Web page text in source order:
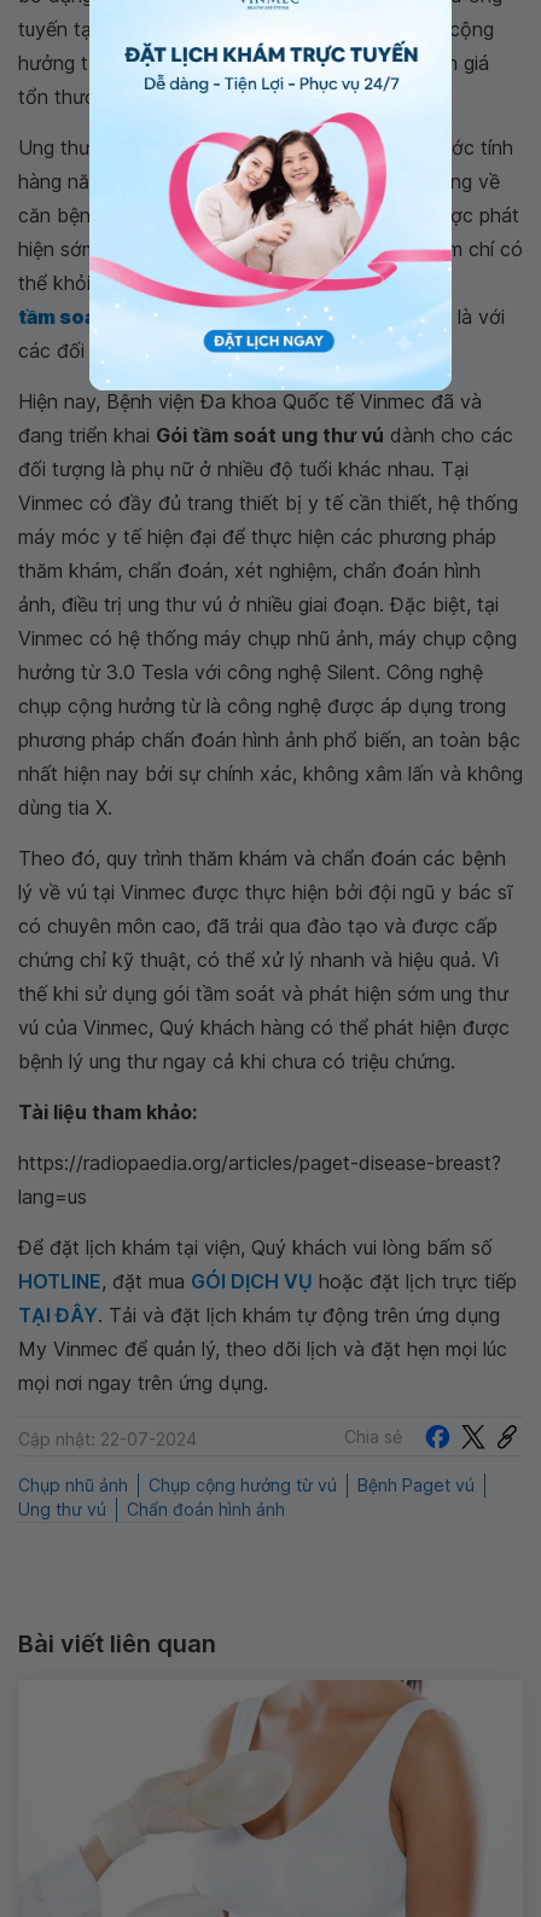
tuyến tại chỗ kết hợp với bệnh Paget. Ngoài ra, cộng
hưởng từ vú cũng là phương tiện tối ưu giúp đánh giá
tổn thương trong và sau quá trình điều trị.
Ung thư vú là bệnh ung thư phổ biến ở nữ giới, ước tính
hàng năm trên thế giới có rất nhiều phụ nữ tử vong về
căn bệnh này. Theo đó, nếu bệnh ung thư vú được phát
hiện sớm thì tiên lượng điều trị bệnh rất cao, thậm chí có
thể khỏi hẳn và không tái phát. Vì thế, việc
tầm soát ung thư vú
là việc làm cần thiết, nhất là với
các đối tượng có nguy cơ mắc ung thư vú cao.
Hiện nay, Bệnh viện Đa khoa Quốc tế Vinmec đã và
đang triển khai Gói tầm soát ung thư vú dành cho các
đối tượng là phụ nữ ở nhiều độ tuổi khác nhau. Tại
Vinmec có đầy đủ trang thiết bị y tế cần thiết, hệ thống
máy móc y tế hiện đại để thực hiện các phương pháp
thăm khám, chẩn đoán, xét nghiệm, chẩn đoán hình
ảnh, điều trị ung thư vú ở nhiều giai đoạn. Đặc biệt, tại
Vinmec có hệ thống máy chụp nhũ ảnh, máy chụp cộng
hưởng từ 3.0 Tesla với công nghệ Silent. Công nghệ
chụp cộng hưởng từ là công nghệ được áp dụng trong
phương pháp chẩn đoán hình ảnh phổ biến, an toàn bậc
nhất hiện nay bởi sự chính xác, không xâm lấn và không
dùng tia X.
Theo đó, quy trình thăm khám và chẩn đoán các bệnh
lý về vú tại Vinmec được thực hiện bởi đội ngũ y bác sĩ
có chuyên môn cao, đã trải qua đào tạo và được cấp
chứng chỉ kỹ thuật, có thể xử lý nhanh và hiệu quả. Vì
thế khi sử dụng gói tầm soát và phát hiện sớm ung thư
vú của Vinmec, Quý khách hàng có thể phát hiện được
bệnh lý ung thư ngay cả khi chưa có triệu chứng.
Tài liệu tham khảo:
https://radiopaedia.org/articles/paget-disease-breast?
lang=us
Để đặt lịch khám tại viện, Quý khách vui lòng bấm số
HOTLINE, đặt mua GÓI DỊCH VỤ hoặc đặt lịch trực tiếp
TẠI ĐÂY. Tải và đặt lịch khám tự động trên ứng dụng
My Vinmec để quản lý, theo dõi lịch và đặt hẹn mọi lúc
mọi nơi ngay trên ứng dụng.
Cập nhật: 22-07-2024 Chia sẻ
Chụp nhũ ảnh Chụp cộng hưởng từ vú
Bệnh Paget vú
Ung thư vú
Chẩn đoán hình ảnh
Bài viết liên quan